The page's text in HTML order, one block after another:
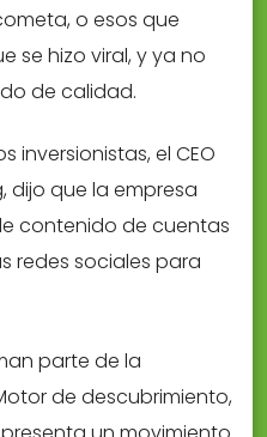
o esos que
se hizo viral, y ya no
de calidad.
inversionistas, el CEO
dijo que la empresa
contenido de cuentas
redes sociales para
parte de la
de descubrimiento,